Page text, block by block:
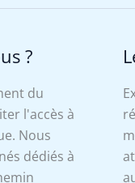
?
du
l'accès à
Nous
dédiés à